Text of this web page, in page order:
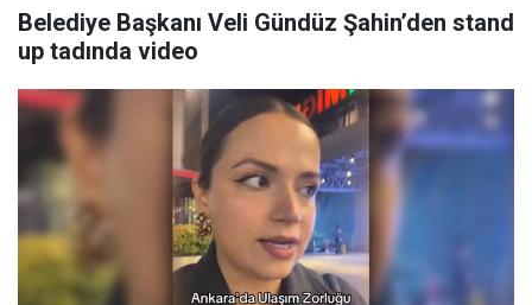
Belediye Başkanı Veli Gündüz Şahin’den stand
up tadında video